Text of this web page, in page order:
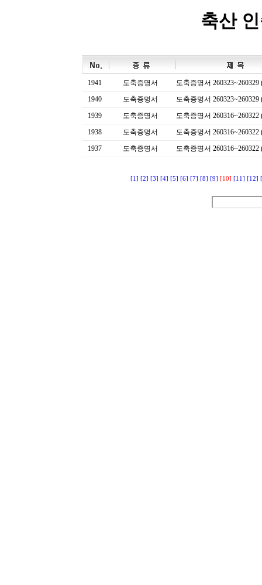
축산
1941 도축증명서
도축증명서 260323~260329
1940
도축증명서
도축증명서 260323~260329
1939
도축증명서
도축증명서 260316~260322
1938
도축증명서
도축증명서 260316~260322
1937
도축증명서 도축증명서 260316~260322
[1] [2] [3] [4] [5] [6] [7] [8] [9] [10] [11] [12]